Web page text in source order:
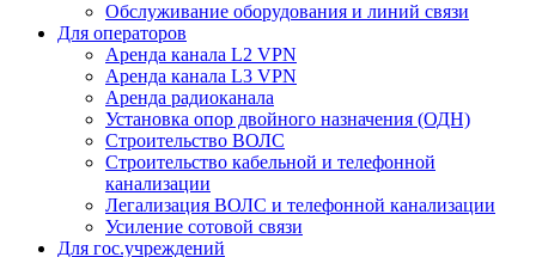
Обслуживание оборудования и линий связи
Для операторов
Аренда канала L2 VPN
Аренда канала L3 VPN
Аренда радиоканала
Установка опор двойного назначения (ОДН)
Строительство ВОЛС
Строительство кабельной и телефонной
канализации
Легализация ВОЛС и телефонной канализации
Усиление сотовой связи
Для гос.учреждений